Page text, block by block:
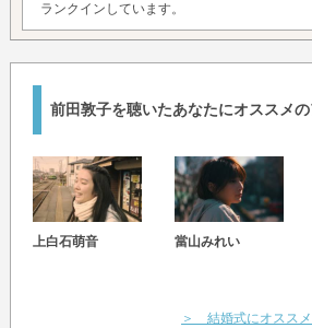
ランクインしています。
前田敦子を聴いたあなたにオススメの
上白石萌音 當山みれい
＞ 結婚式にオスス